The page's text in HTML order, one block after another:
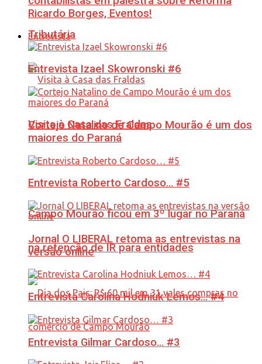
Tributária
Visita à Casa das Fraldas
Campo Mourão ficou em 3º lugar no Paraná
na retenção de IR para entidades
Ricardo Borges, Eventos!
Entrevista
Entrevista Izael Skowronski #6
Cortejo Natalino de Campo Mourão é um dos
maiores do Paraná
Entrevista Roberto Cardoso… #5
Jornal O LIBERAL retoma as entrevistas na
versão online
Entrevista Carolina Hodniuk Lemos… #4
Entrevista Gilmar Cardoso… #3